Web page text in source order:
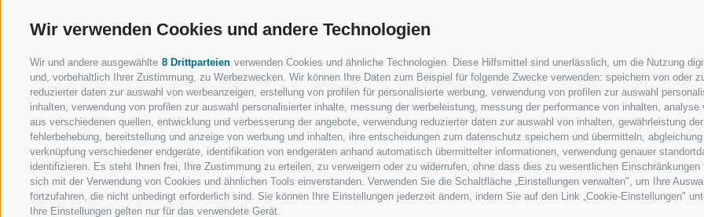
Wir verwenden Cookies und andere Technologien
Wir und andere ausgewählte 8 Drittparteien verwenden Cookies und ähnliche Technologien. Diese Hilfsmittel sind unerlässlich, um die Nutzung
und, vorbehaltlich Ihrer Zustimmung, zu Werbezwecken. Wir können Ihre Daten zum Beispiel für folgende Zwecke verwenden: speichern von oder
reduzierter daten zur auswahl von werbeanzeigen, erstellung von profilen für personalisierte werbung, verwendung von profilen zur auswahl
inhalten, verwendung von profilen zur auswahl personalisierter inhalte, messung der werbeleistung, messung der performance von inhalten,
aus verschiedenen quellen, entwicklung und verbesserung der angebote, verwendung reduzierter daten zur auswahl von inhalten, gewährleistung
fehlerbehebung, bereitstellung und anzeige von werbung und inhalten, ihre entscheidungen zum datenschutz speichern und übermitteln,
verknüpfung verschiedener endgeräte, identifikation von endgeräten anhand automatisch übermittelter informationen, verwendung genauer
identifizieren. Es steht Ihnen frei, Ihre Zustimmung zu erteilen, zu verweigern oder zu widerrufen, ohne dass dies zu wesentlichen
sich mit der Verwendung von Cookies und ähnlichen Tools einverstanden. Verwenden Sie die Schaltfläche „Einstellungen verwalten", um Ihre
fortzufahren, die nicht unbedingt erforderlich sind. Sie können Ihre Einstellungen jederzeit ändern, indem Sie auf den Link „Cookie-Einstellungen"
Ihre Einstellungen gelten nur für das verwendete Gerät.
FOLGE UNS AUF SOCIAL MEDIA